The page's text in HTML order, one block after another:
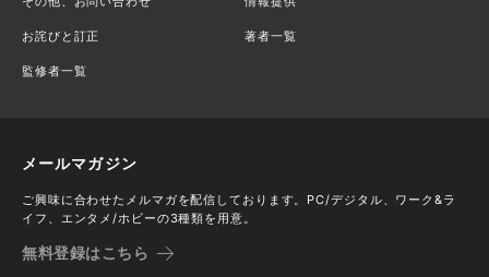
お詫びと訂正 著者一覧
監修者一覧
メールマガジン
ご興味に合わせたメルマガを配信しております。PC/デジタル、ワーク&ラ
イフ、エンタメ/ホビーの3種類を用意。
無料登録はこちら